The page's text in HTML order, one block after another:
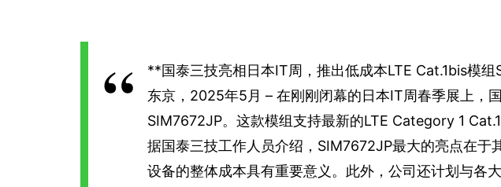
**国泰三技亮相日本IT周，推出低成本LTE Cat.1bis模
东京，2025年5月 – 在刚刚闭幕的日本IT周春季展上
SIM7672JP。这款模组支持最新的LTE Category 1
据国泰三技工作人员介绍，SIM7672JP最大的亮点在于
设备的整体成本具有重要意义。此外，公司还计划与各